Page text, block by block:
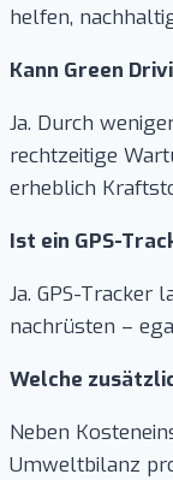
helfen,
Kann Green
Ja. Durch
rechtzeitige
erheblich
Ist ein GPS-
Ja. GPS-Tracker
nachrüsten –
Welche
Neben
Umweltbilanz